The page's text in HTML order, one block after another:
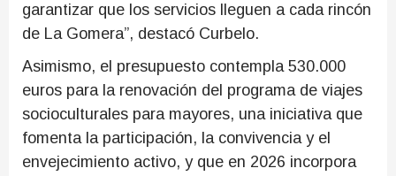
garantizar que los servicios lleguen a cada rincón
de La Gomera”, destacó Curbelo.
Asimismo, el presupuesto contempla 530.000
euros para la renovación del programa de viajes
socioculturales para mayores, una iniciativa que
fomenta la participación, la convivencia y el
envejecimiento activo, y que en 2026 incorpora